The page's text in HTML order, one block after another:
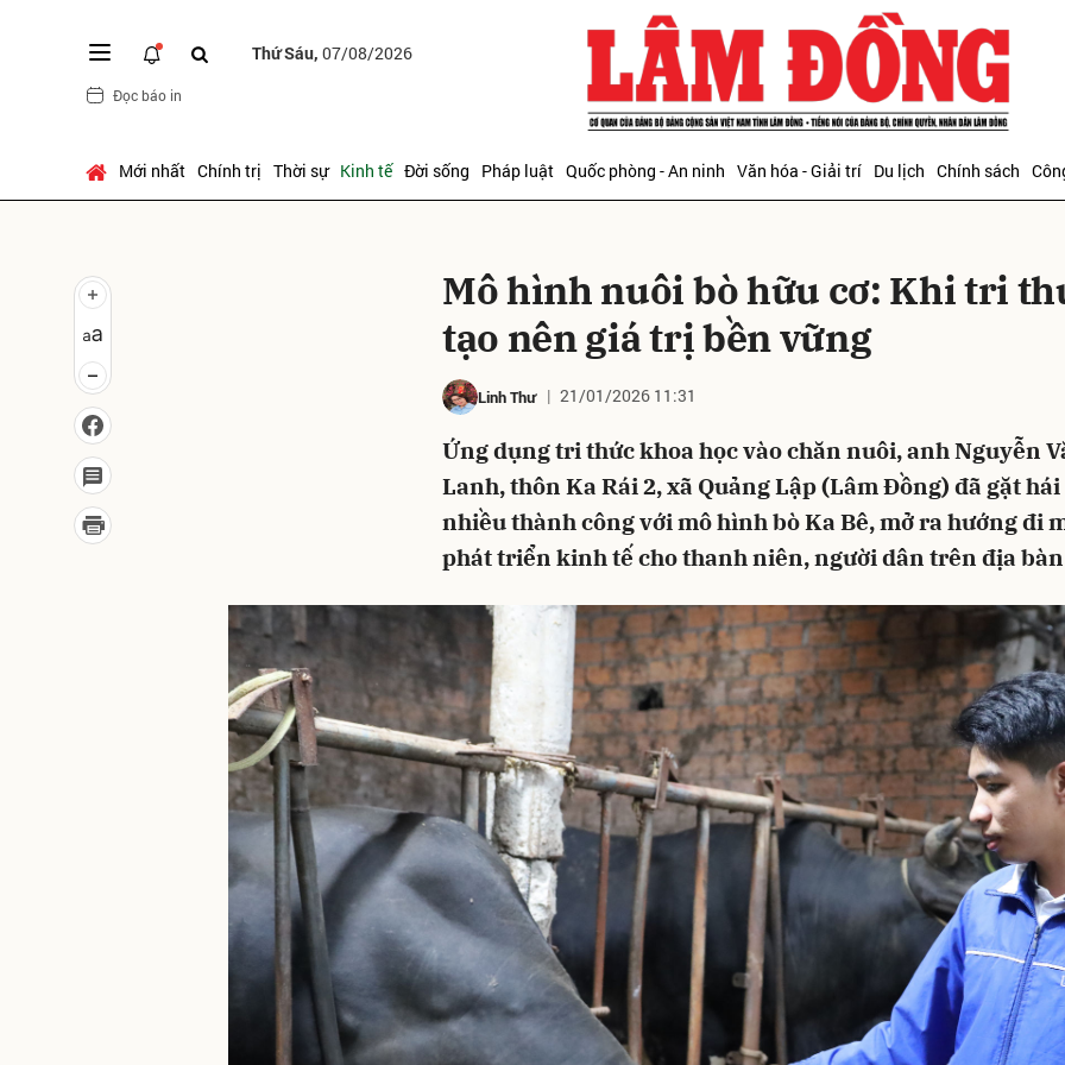
Thứ Sáu, 07/08/2026
Đọc báo in
Mới nhất Chính trị Thời sự Kinh tế Đời sống Pháp luật Quốc phòng - An ninh Văn hóa - Giải trí Du lịch Chính sách
Mô hình nuôi bò hữu cơ: Khi tri
tạo nên giá trị bền vững
Linh Thư 21/01/2026 11:31
Ứng dụng tri thức khoa học vào chăn nuôi, anh Nguyễn
Lanh, thôn Ka Rái 2, xã Quảng Lập (Lâm Đồng) đã gặt
nhiều thành công với mô hình bò Ka Bê, mở ra hướng đi
phát triển kinh tế cho thanh niên, người dân trên địa
Gửi bình luận